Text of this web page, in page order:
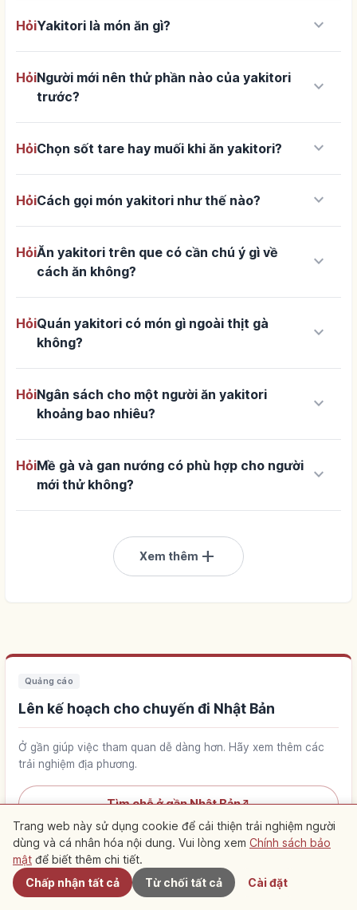
HỏiYakitori là món ăn gì? keyboard_arrow_down
HỏiNgười mới nên thử phần nào của yakitori
trước?
keyboard_arrow_down
HỏiChọn sốt tare hay muối khi ăn yakitori? keyboard_arrow_down
HỏiCách gọi món yakitori như thế nào? keyboard_arrow_down
HỏiĂn yakitori trên que có cần chú ý gì về
cách ăn không?
keyboard_arrow_down
HỏiQuán yakitori có món gì ngoài thịt gà
không?
keyboard_arrow_down
HỏiNgân sách cho một người ăn yakitori
khoảng bao nhiêu?
keyboard_arrow_down
HỏiMề gà và gan nướng có phù hợp cho người
mới thử không?
keyboard_arrow_down
Xem thêm add
Quảng cáo
Lên kế hoạch cho chuyến đi Nhật Bản
Ở gần giúp việc tham quan dễ dàng hơn. Hãy xem thêm các
trải nghiệm địa phương.
Tìm chỗ ở gần Nhật Bản↗
Tìm trải nghiệm tại Nhật Bản↗
Gần đây
Trang web này sử dụng cookie để cải thiện trải nghiệm người
dùng và cá nhân hóa nội dung. Vui lòng xem Chính sách bảo
mật để biết thêm chi tiết.
Chấp nhận tất cả
Từ chối tất cả Cài đặt